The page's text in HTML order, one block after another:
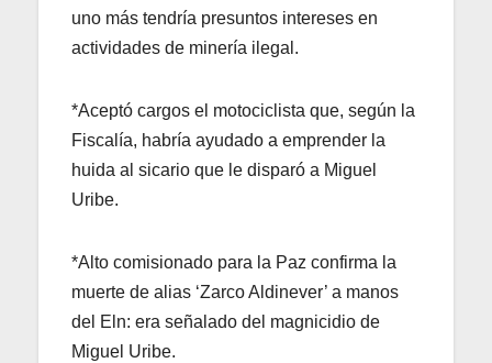
uno más tendría presuntos intereses en
actividades de minería ilegal.
*Aceptó cargos el motociclista que, según la
Fiscalía, habría ayudado a emprender la
huida al sicario que le disparó a Miguel
Uribe.
*Alto comisionado para la Paz confirma la
muerte de alias ‘Zarco Aldinever’ a manos
del Eln: era señalado del magnicidio de
Miguel Uribe.